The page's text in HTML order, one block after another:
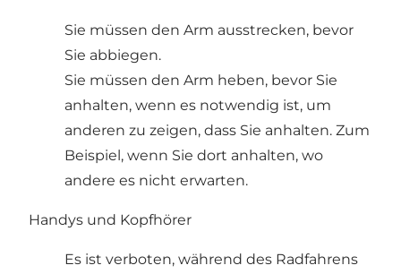
Sie müssen den Arm ausstrecken, bevor
Sie abbiegen.
Sie müssen den Arm heben, bevor Sie
anhalten, wenn es notwendig ist, um
anderen zu zeigen, dass Sie anhalten. Zum
Beispiel, wenn Sie dort anhalten, wo
andere es nicht erwarten.
Handys und Kopfhörer
Es ist verboten, während des Radfahrens